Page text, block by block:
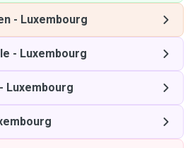
- Luxembourg
- Luxembourg
- Luxembourg